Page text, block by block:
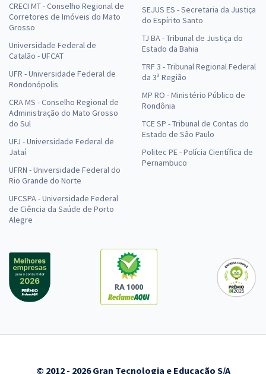
CRECI MT - Conselho Regional de
Corretores de Imóveis do Mato
Grosso
Universidade Federal de
Catalão - UFCAT
UFR - Universidade Federal de
Rondonópolis
CRA MS - Conselho Regional de
Administração do Mato Grosso
do Sul
UFJ - Universidade Federal de
Jataí
UFRN - Universidade Federal do
Rio Grande do Norte
UFCSPA - Universidade Federal
de Ciência da Saúde de Porto
Alegre
SEJUS ES - Secretaria da Justiça
do Espírito Santo
TJ BA - Tribunal de Justiça do
Estado da Bahia
TRF 3 - Tribunal Regional Federal
da 3ª Região
MP RO - Ministério Público de
Rondônia
TCE SP - Tribunal de Contas do
Estado de São Paulo
Politec PE - Polícia Científica de
Pernambuco
RA 1000
© 2012 - 2026 Gran Tecnologia e Educação S/A